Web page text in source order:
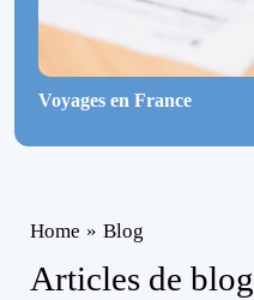
Voyages en France
Home » Blog
Articles de blog